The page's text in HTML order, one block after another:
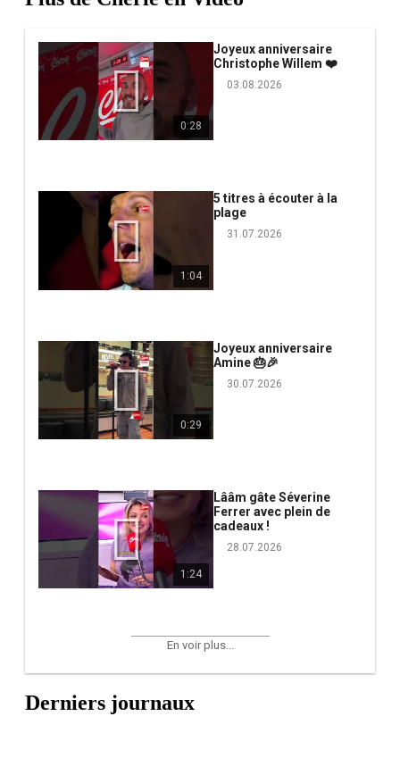
0:28
Joyeux anniversaire
Christophe Willem ❤️
03.08.2026
1:04
5 titres à écouter à la
plage
31.07.2026
0:29
Joyeux anniversaire
Amine 🎂🎉
30.07.2026
1:24
Lââm gâte Séverine
Ferrer avec plein de
cadeaux !
28.07.2026
En voir plus...
Derniers journaux